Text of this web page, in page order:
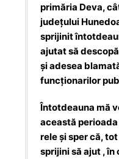
primăria Deva,
județului
sprijinit
ajutat să
și adesea
funcționarilor
Întotdeauna mă
această
rele și sper că,
sprijini să ajut ,